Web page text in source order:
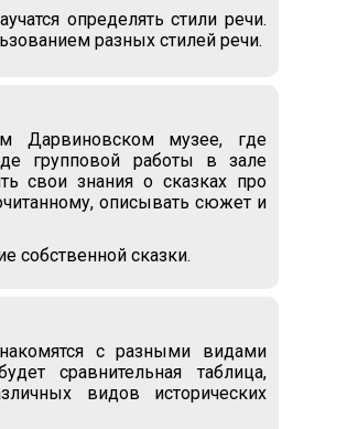
определять стили речи.
разных стилей речи.
Дарвиновском музее, где
групповой работы в зале
свои знания о сказках про
описывать сюжет и
собственной сказки.
с разными видами
сравнительная таблица,
видов исторических